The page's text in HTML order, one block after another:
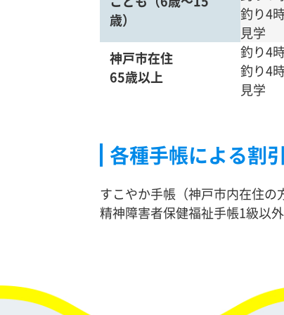
歳）
釣り4
見学
神戸市在住
65歳以上
釣り4
釣り4
見学
各種手帳による割引
すこやか手帳（神戸市内在住の
精神障害者保健福祉手帳1級以